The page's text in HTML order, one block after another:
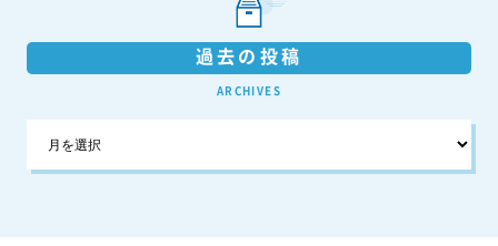
過去の投稿
ARCHIVES